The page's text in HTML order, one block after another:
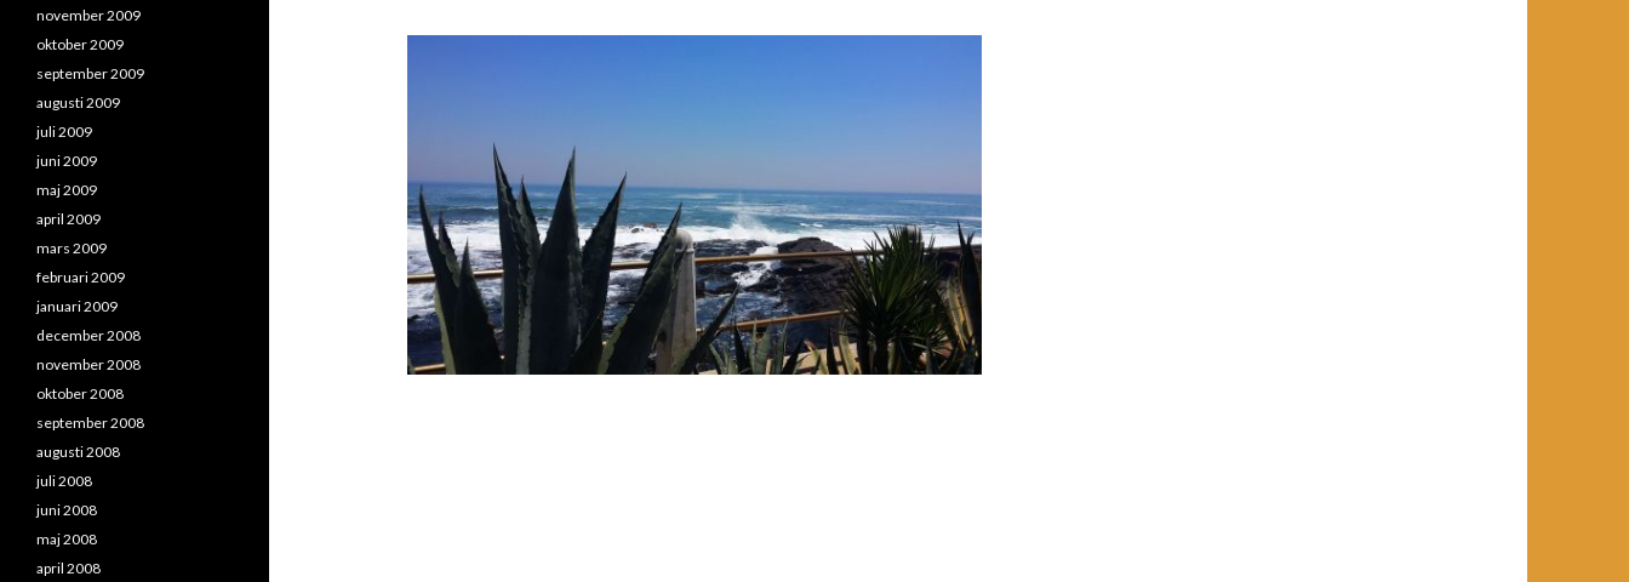
november 2009
oktober 2009
september 2009
augusti 2009
juli 2009
juni 2009
maj 2009
april 2009
mars 2009
februari 2009
januari 2009
december 2008
november 2008
oktober 2008
september 2008
augusti 2008
juli 2008
juni 2008
maj 2008
april 2008